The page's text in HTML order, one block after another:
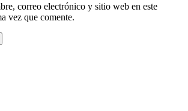
correo electrónico y sitio web en este
vez que comente.